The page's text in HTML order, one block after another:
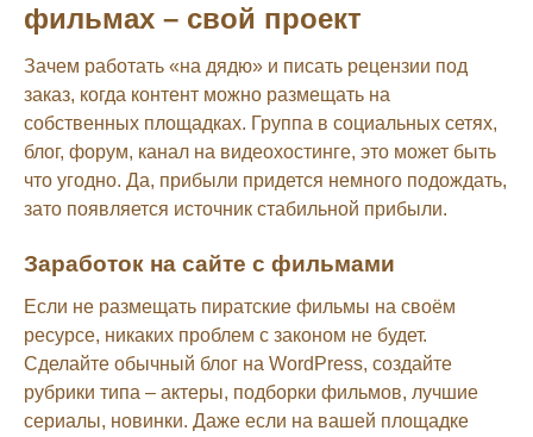
фильмах – свой проект
Зачем работать «на дядю» и писать рецензии под
заказ, когда контент можно размещать на
собственных площадках. Группа в социальных сетях,
блог, форум, канал на видеохостинге, это может быть
что угодно. Да, прибыли придется немного подождать,
зато появляется источник стабильной прибыли.
Заработок на сайте с фильмами
Если не размещать пиратские фильмы на своём
ресурсе, никаких проблем с законом не будет.
Сделайте обычный блог на WordPress, создайте
рубрики типа – актеры, подборки фильмов, лучшие
сериалы, новинки. Даже если на вашей площадке